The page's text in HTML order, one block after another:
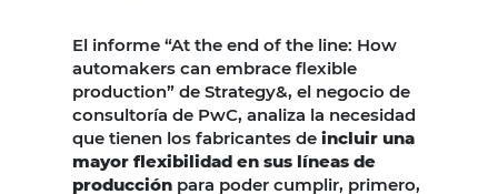
El informe “At the end of the line: How
automakers can embrace flexible
production” de Strategy&, el negocio de
consultoría de PwC, analiza la necesidad
que tienen los fabricantes de incluir una
mayor flexibilidad en sus líneas de
producción para poder cumplir, primero,